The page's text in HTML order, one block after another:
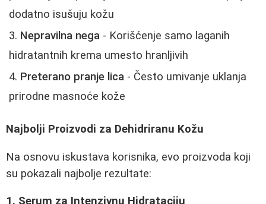
dodatno isušuju kožu
Nepravilna nega - Korišćenje samo laganih
hidratantnih krema umesto hranljivih
Preterano pranje lica - Često umivanje uklanja
prirodne masnoće kože
Najbolji Proizvodi za Dehidriranu Kožu
Na osnovu iskustava korisnika, evo proizvoda koji
su pokazali najbolje rezultate:
1. Serum za Intenzivnu Hidrataciju